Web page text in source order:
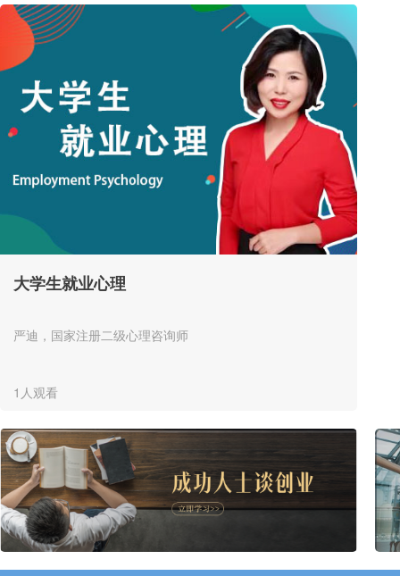
大学生就业心理
严迪，国家注册二级心理咨询师
1人观看